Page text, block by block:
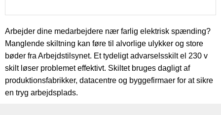
Arbejder dine medarbejdere nær farlig elektrisk spænding?
Manglende skiltning kan føre til alvorlige ulykker og store
bøder fra Arbejdstilsynet. Et tydeligt advarselsskilt el 230 v
skilt løser problemet effektivt. Skiltet bruges dagligt af
produktionsfabrikker, datacentre og byggefirmaer for at sikre
en tryg arbejdsplads.